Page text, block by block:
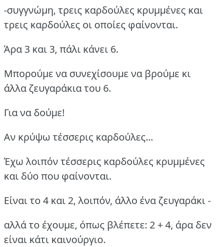
-συγγνώμη, τρεις καρδούλες κρυμμένες και
τρεις καρδούλες οι οποίες φαίνονται.
Άρα 3 και 3, πάλι κάνει 6.
Μπορούμε να συνεχίσουμε να βρούμε κι
άλλα ζευγαράκια του 6.
Για να δούμε!
Αν κρύψω τέσσερις καρδούλες...
Έχω λοιπόν τέσσερις καρδούλες κρυμμένες
και δύο που φαίνονται.
Είναι το 4 και 2, λοιπόν, άλλο ένα ζευγαράκι -
αλλά το έχουμε, όπως βλέπετε: 2 + 4, άρα δεν
είναι κάτι καινούργιο.